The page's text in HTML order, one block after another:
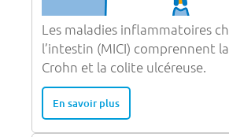
Les maladies inflammatoires
l’intestin (MICI) comprennent
Crohn et la colite ulcéreuse.
En savoir plus